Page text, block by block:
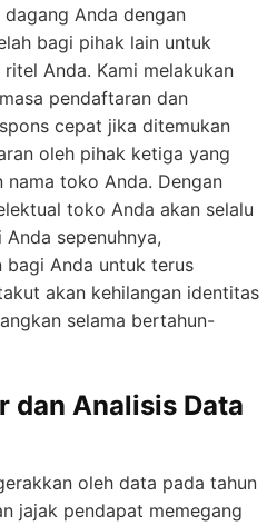
Anda dengan
bagi pihak lain untuk
Anda. Kami melakukan
pendaftaran dan
cepat jika ditemukan
oleh pihak ketiga yang
nama toko Anda. Dengan
toko Anda akan selalu
sepenuhnya,
bagi Anda untuk terus
akan kehilangan identitas
selama bertahun-
dan Analisis Data
oleh data pada tahun
jajak pendapat memegang